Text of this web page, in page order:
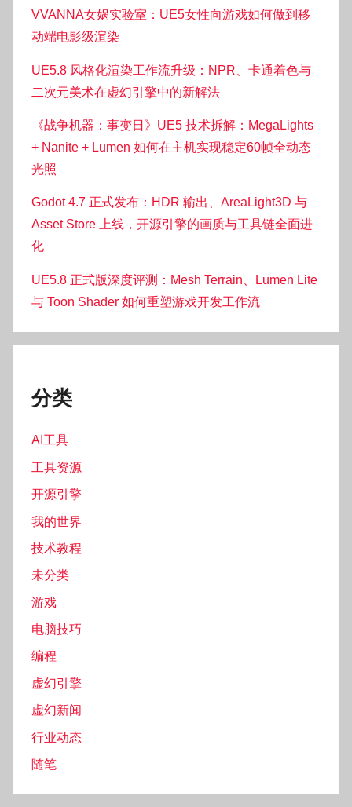
VVANNA女娲实验室：UE5女性向游戏如何做到移
动端电影级渲染
UE5.8 风格化渲染工作流升级：NPR、卡通着色与
二次元美术在虚幻引擎中的新解法
《战争机器：事变日》UE5 技术拆解：MegaLights
+ Nanite + Lumen 如何在主机实现稳定60帧全动态
光照
Godot 4.7 正式发布：HDR 输出、AreaLight3D 与
Asset Store 上线，开源引擎的画质与工具链全面进
化
UE5.8 正式版深度评测：Mesh Terrain、Lumen Lite
与 Toon Shader 如何重塑游戏开发工作流
分类
AI工具
工具资源
开源引擎
我的世界
技术教程
未分类
游戏
电脑技巧
编程
虚幻引擎
虚幻新闻
行业动态
随笔